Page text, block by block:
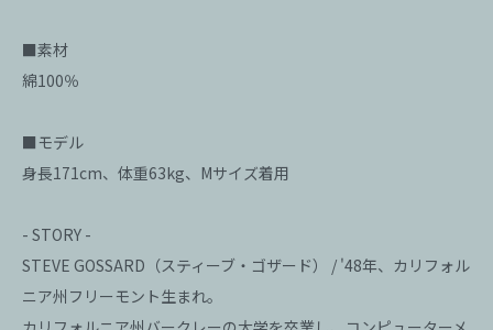
■素材
綿100％
■モデル
身長171cm、体重63kg、Mサイズ着用
- STORY -
STEVE GOSSARD（スティーブ・ゴザード） / '48年、カリフォル
ニア州フリーモント生まれ。